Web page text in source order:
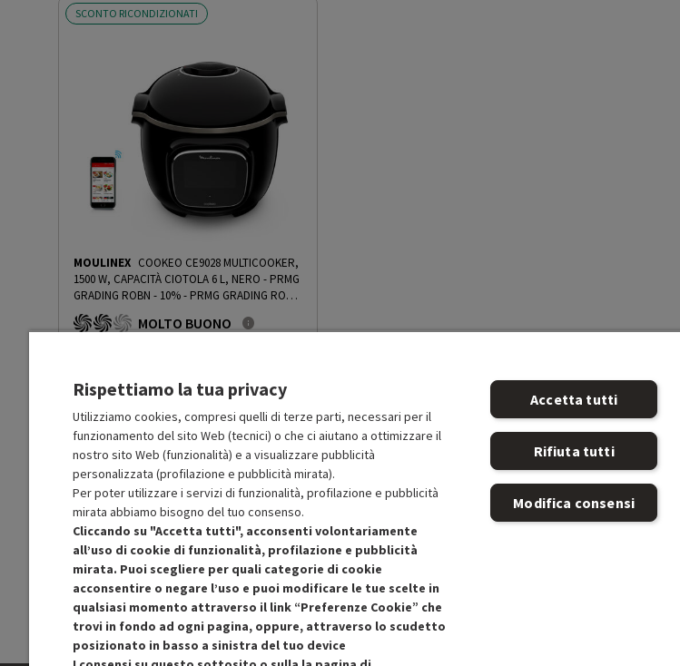
Materiale recipiente
Altre caratteristiche Temperatura di cottura: sempre inferiore ai 100°C (96-98° circa)
Altre descrizioni strutturali
Materiale coperchio: Vetro, lavabile in lavastoviglie Pentola interna: Dotata di
Altezza netta del prodotto
(cm)
18
Larghezza netta del prodotto
20
Profondità netta del prodotto
(cm)
20
Peso netto del prodotto (kg) 2.72
SCONTO RICONDIZIONATI
MOULINEX COOKEO CE9028 MULTICOOKER,
1500 W, CAPACITÀ CIOTOLA 6 L, NERO - PRMG
GRADING ROBN - 10%- PRMG GRADING ROBN
- 10%
MOLTO BUONO
N: Prodotto funzionante
Prodotto Nuovo 329.99 -10%
Ricondizionato Prezzo ridotto da
296.99a -50%
In Promozione 148.49
Aggiungi al carrello
SCONTO RICONDIZIONATI
Approfitta dello sconto del 50% sul prodotto
ricondizionato.
Rispettiamo la tua privacy
Utilizziamo cookies, compresi quelli di terze parti, necessari per il
funzionamento del sito Web (tecnici) o che ci aiutano a ottimizzare il
nostro sito Web (funzionalità) e a visualizzare pubblicità
personalizzata (profilazione e pubblicità mirata).
Per poter utilizzare i servizi di funzionalità, profilazione e pubblicità
mirata abbiamo bisogno del tuo consenso.
Cliccando su "Accetta tutti", acconsenti volontariamente
all’uso di cookie di funzionalità, profilazione e pubblicità
mirata. Puoi scegliere per quali categorie di cookie
acconsentire o negare l’uso e puoi modificare le tue scelte in
qualsiasi momento attraverso il link “Preferenze Cookie” che
trovi in fondo ad ogni pagina, oppure, attraverso lo scudetto
posizionato in basso a sinistra del tuo device
Accetta tutti
Rifiuta tutti
Modifica consensi